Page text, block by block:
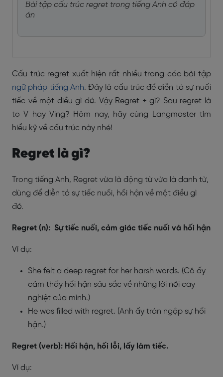
Bài tập cấu trúc regret trong tiếng Anh có đáp
án
Cấu trúc regret xuất hiện rất nhiều trong các bài tập
ngữ pháp tiếng Anh. Đây là cấu trúc để diễn tả sự nuối
tiếc về một điều gì đó. Vậy Regret + gì? Sau regret là
to V hay Ving? Hôm nay, hãy cùng Langmaster tìm
hiểu kỹ về cấu trúc này nhé!
Regret là gì?
Trong tiếng Anh, Regret vừa là động từ vừa là danh từ,
dùng để diễn tả sự tiếc nuối, hối hận về một điều gì
đó.
Regret (n): Sự tiếc nuối, cảm giác tiếc nuối và hối hận
Ví dụ:
She felt a deep regret for her harsh words. (Cô ấy
cảm thấy hối hận sâu sắc về những lời nói cay
nghiệt của mình.)
He was filled with regret. (Anh ấy tràn ngập sự hối
hận.)
Regret (verb): Hối hận, hối lỗi, lấy làm tiếc.
Ví dụ: